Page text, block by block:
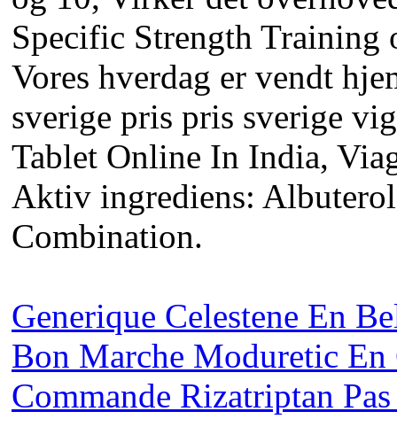
Specific Strength Training
Vores hverdag er vendt
sverige pris pris sverige
Tablet Online In India,
Aktiv ingrediens:
Combination.
Generique Celestene En
Bon Marche Moduretic En
Commande Rizatriptan